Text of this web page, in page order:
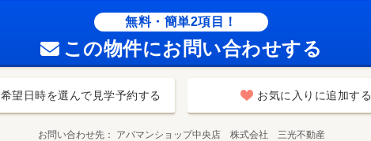
無料・簡単2項目！
この物件にお問い合わせする
希望日時を選んで見学予約する お気に入りに追加する
お問い合わせ先 アパマンショップ中央店 株式会社 三光不動産